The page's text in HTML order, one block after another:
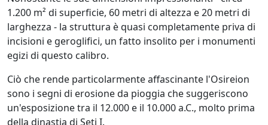
1.200 m² di superficie, 60 metri di altezza e 20 metri di
larghezza - la struttura è quasi completamente priva di
incisioni e geroglifici, un fatto insolito per i monumenti
egizi di questo calibro.
Ciò che rende particolarmente affascinante l'Osireion
sono i segni di erosione da pioggia che suggeriscono
un'esposizione tra il 12.000 e il 10.000 a.C., molto prima
della dinastia di Seti I.